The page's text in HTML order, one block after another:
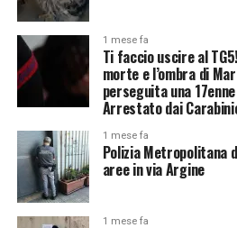
1 mese fa
Ti faccio uscire al
morte e l’ombra di
perseguita una
Arrestato dai
1 mese fa
Polizia Metropolitana
aree in via Argine
1 mese fa